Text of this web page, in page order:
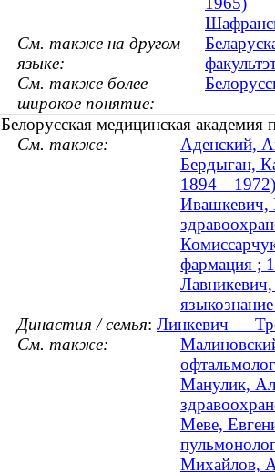
См. также на другом
языке:
См. также более
широкое понятие:
Белорусская медицинская
См. также:
Аденский,
Бердыган,
1894—1972)
Ивашкевич,
фармация ;
Династия / семья: Линкевич —
См. также:
Манулик,
Меве,
Михайлов,